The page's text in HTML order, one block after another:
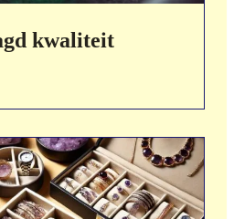
kwaliteit